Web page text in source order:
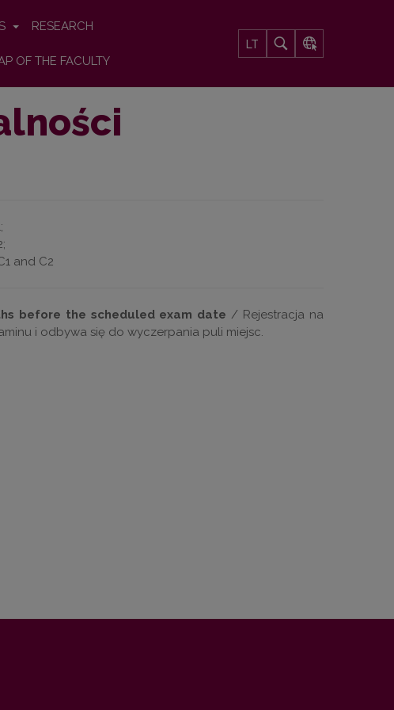
RESEARCH
OF THE FACULTY
LT
and C2
before the scheduled exam date / Rejestracja na
i odbywa się do wyczerpania puli miejsc.